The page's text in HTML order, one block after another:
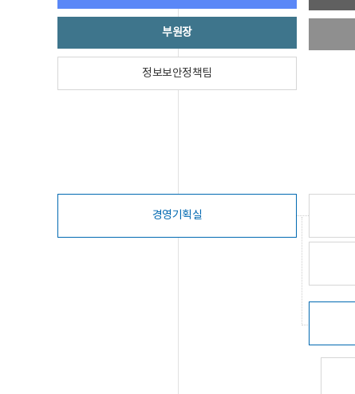
부원장
정보보안정책팀
경영기획실